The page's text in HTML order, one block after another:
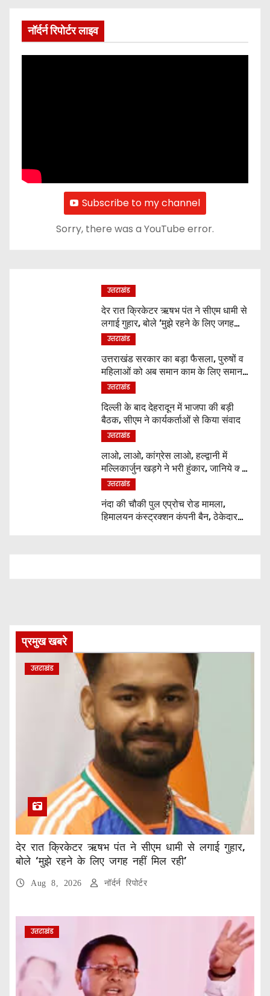
नॉर्दर्न रिपोर्टर लाइव
Subscribe to my channel
Sorry, there was a YouTube error.
उत्तराखंड
देर रात क्रिकेटर ऋषभ पंत ने सीएम धामी से
लगाई गुहार, बोले ‘मुझे रहने के लिए जगह
नहीं मिल रही’
उत्तराखंड
उत्तराखंड सरकार का बड़ा फैसला, पुरुषों व
महिलाओं को अब समान काम के लिए समान
वेतन
उत्तराखंड
दिल्ली के बाद देहरादून में भाजपा की बड़ी
बैठक, सीएम ने कार्यकर्ताओं से किया संवाद
उत्तराखंड
लाओ, लाओ, कांग्रेस लाओ, हल्द्वानी में
मल्लिकार्जुन खड़गे ने भरी हुंकार, जानिये क्या
कुछ कहा
उत्तराखंड
नंदा की चौकी पुल एप्रोच रोड मामला,
हिमालयन कंस्ट्रक्शन कंपनी बैन, ठेकेदार
प्रमुख खबरे
उत्तराखंड
देर रात क्रिकेटर ऋषभ पंत ने सीएम धामी से लगाई गुहार,
बोले ‘मुझे रहने के लिए जगह नहीं मिल रही’
Aug 8, 2026 नॉर्दर्न रिपोर्टर
उत्तराखंड